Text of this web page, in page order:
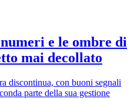
e le ombre di
mai decollato
discontinua, con buoni segnali
parte della sua gestione